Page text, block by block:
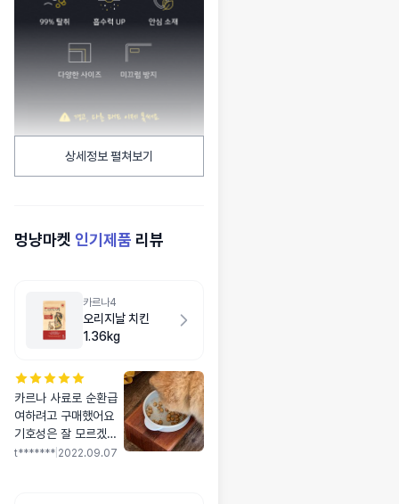
상세정보 펼쳐보기
멍냥마켓 인기제품 리뷰
카르나4
오리지날 치킨
1.36kg
카르나 사료로 순환급
여하려고 구매했어요
기호성은 잘 모르겠네
요ㅜㅜㅜ 그래도 안먹
t******* 2022.09.07